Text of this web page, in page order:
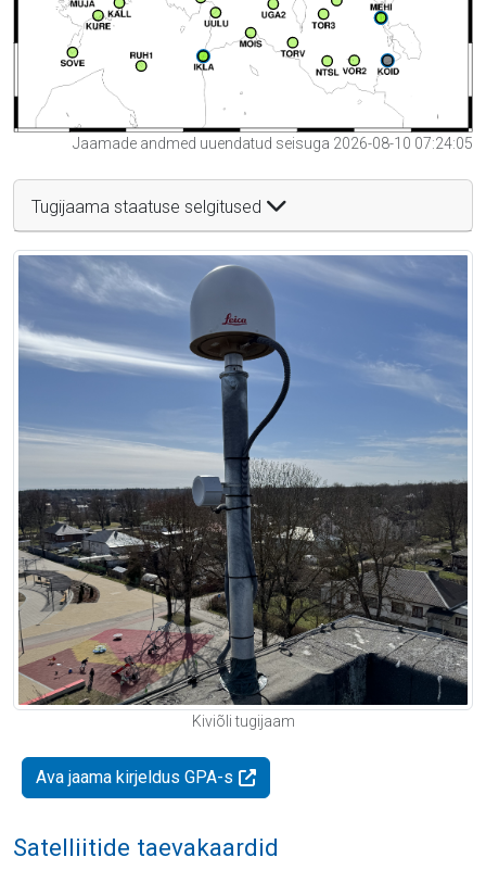
Jaamade andmed uuendatud seisuga 2026-08-10 07:24:05
Tugijaama staatuse selgitused
Kiviõli tugijaam
Ava jaama kirjeldus GPA-s
Satelliitide taevakaardid